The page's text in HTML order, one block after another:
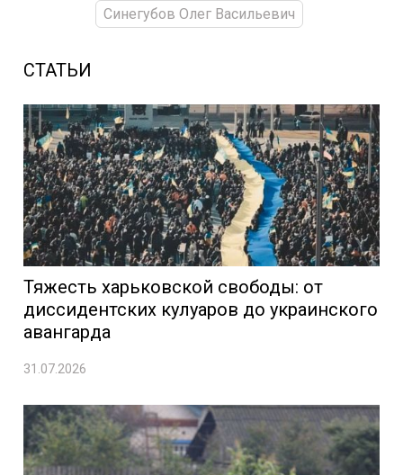
Синегубов Олег Васильевич
СТАТЬИ
Тяжесть харьковской свободы: от
диссидентских кулуаров до украинского
авангарда
31.07.2026